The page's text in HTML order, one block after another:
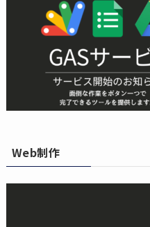
Web制作